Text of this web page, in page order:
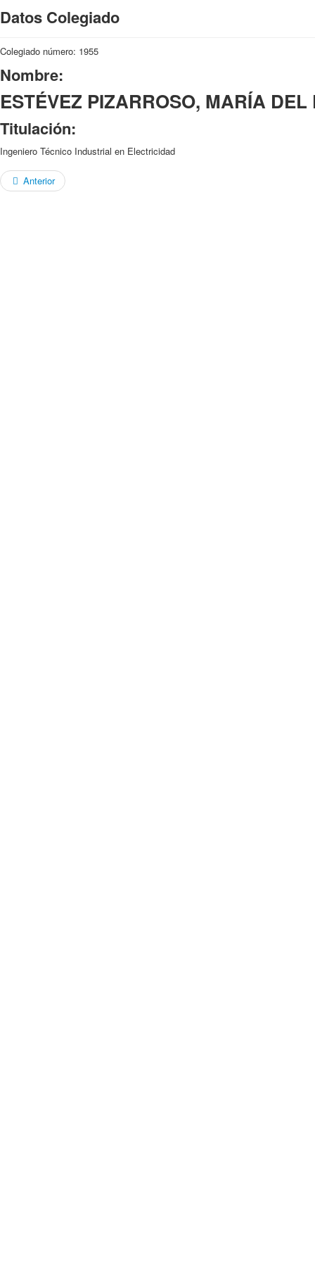
Datos Colegiado
Colegiado número: 1955
Nombre:
ESTÉVEZ PIZARROSO, MARÍA DEL
Titulación:
Ingeniero Técnico Industrial en Electricidad
Anterior